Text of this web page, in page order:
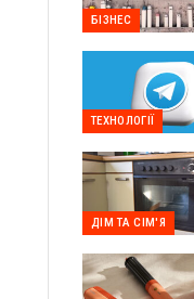
БІЗНЕС
ТЕХНОЛОГІЇ
ДІМ ТА СІМ'Я